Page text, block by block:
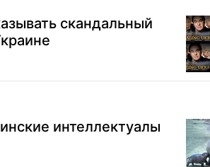
скандальный
интеллектуалы